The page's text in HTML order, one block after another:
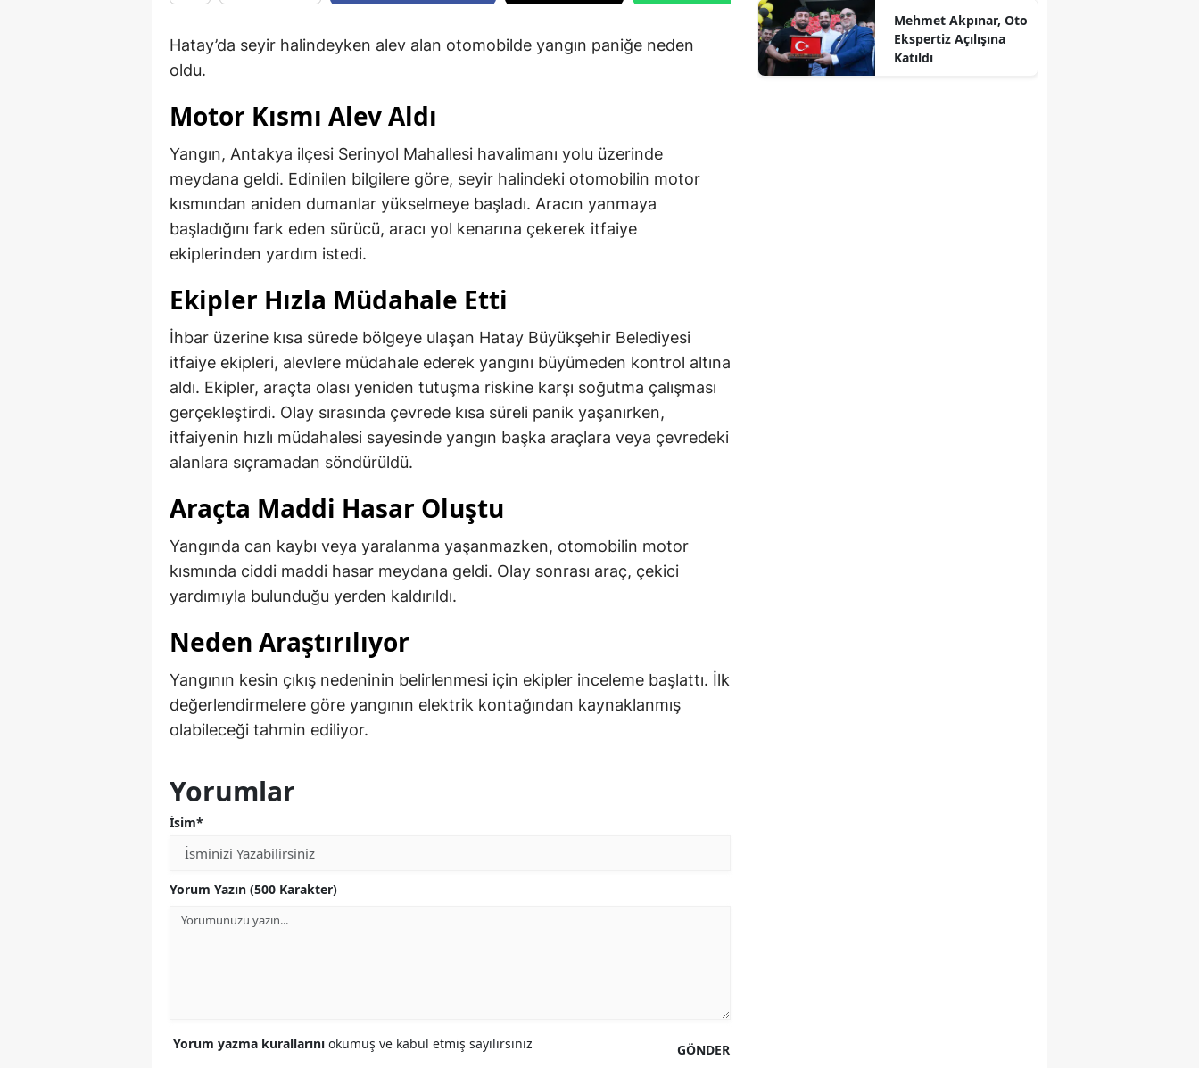
Hatay’da seyir halindeyken alev alan otomobilde yangın paniğe neden
oldu.
Motor Kısmı Alev Aldı
Yangın, Antakya ilçesi Serinyol Mahallesi havalimanı yolu üzerinde
meydana geldi. Edinilen bilgilere göre, seyir halindeki otomobilin motor
kısmından aniden dumanlar yükselmeye başladı. Aracın yanmaya
başladığını fark eden sürücü, aracı yol kenarına çekerek itfaiye
ekiplerinden yardım istedi.
Ekipler Hızla Müdahale Etti
İhbar üzerine kısa sürede bölgeye ulaşan Hatay Büyükşehir Belediyesi
itfaiye ekipleri, alevlere müdahale ederek yangını büyümeden kontrol altına
aldı. Ekipler, araçta olası yeniden tutuşma riskine karşı soğutma çalışması
gerçekleştirdi. Olay sırasında çevrede kısa süreli panik yaşanırken,
itfaiyenin hızlı müdahalesi sayesinde yangın başka araçlara veya çevredeki
alanlara sıçramadan söndürüldü.
Araçta Maddi Hasar Oluştu
Yangında can kaybı veya yaralanma yaşanmazken, otomobilin motor
kısmında ciddi maddi hasar meydana geldi. Olay sonrası araç, çekici
yardımıyla bulunduğu yerden kaldırıldı.
Neden Araştırılıyor
Yangının kesin çıkış nedeninin belirlenmesi için ekipler inceleme başlattı. İlk
değerlendirmelere göre yangının elektrik kontağından kaynaklanmış
olabileceği tahmin ediliyor.
Yorumlar
İsim*
Yorum Yazın (500 Karakter)
GÖNDER
Yorum yazma kurallarını okumuş ve kabul etmiş sayılırsınız
Mehmet Akpınar, Oto
Ekspertiz Açılışına
Katıldı